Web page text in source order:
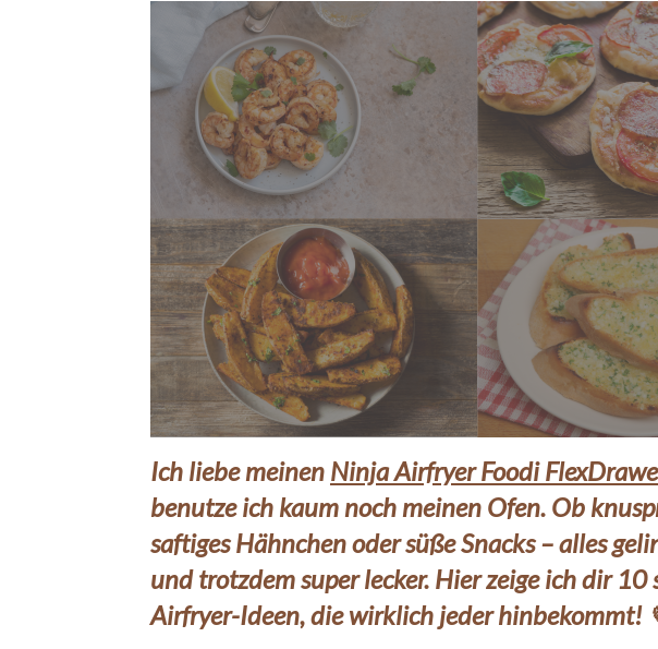
Ich liebe meinen Ninja Airfryer Foodi
benutze ich kaum noch meinen Ofen. Ob
saftiges Hähnchen oder süße Snacks – alles
und trotzdem super lecker. Hier zeige ich dir
Airfryer-Ideen, die wirklich jeder hinbekommt!